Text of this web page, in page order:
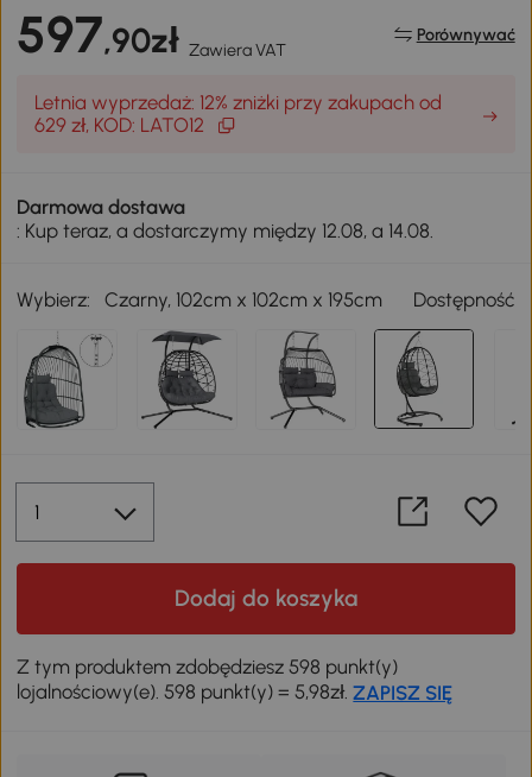
597,90zł Zawiera VAT
Porównywać
Letnia wyprzedaż: 12% zniżki przy zakupach od
629 zł, KOD: LATO12
Darmowa dostawa
: Kup teraz, a dostarczymy między 12.08, a 14.08.
Wybierz: Czarny, 102cm x 102cm x 195cm Dostępność
Dodaj do koszyka
Z tym produktem zdobędziesz 598 punkt(y)
lojalnościowy(e). 598 punkt(y) = 5,98zł.ZAPISZ SIĘ